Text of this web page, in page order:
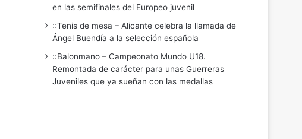
en las semifinales del Europeo juvenil
::Tenis de mesa – Alicante celebra la llamada de
Ángel Buendía a la selección española
::Balonmano – Campeonato Mundo U18.
Remontada de carácter para unas Guerreras
Juveniles que ya sueñan con las medallas